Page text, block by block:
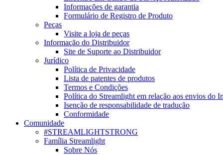
Informações de garantia
Formulário de Registro de Produto
Peças
Visite a loja de peças
Informação do Distribuidor
Site de Suporte ao Distribuidor
Jurídico
Política de Privacidade
Lista de patentes de produtos
Termos e Condições
Política do Streamlight em relação aos envios do
Isenção de responsabilidade de tradução
Conformidade
Comunidade
#STREAMLIGHTSTRONG
Família Streamlight
Sobre Nós